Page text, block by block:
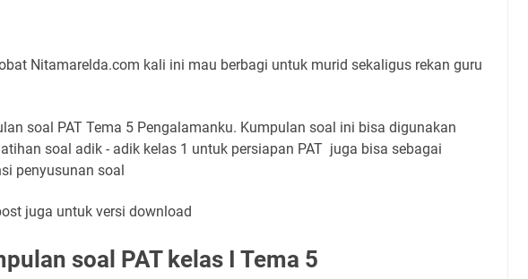
Nitamarelda.com kali ini mau berbagi untuk murid sekaligus rekan guru
soal PAT Tema 5 Pengalamanku. Kumpulan soal ini bisa digunakan
soal adik - adik kelas 1 untuk persiapan PAT juga bisa sebagai
penyusunan soal
juga untuk versi download
soal PAT kelas I Tema 5